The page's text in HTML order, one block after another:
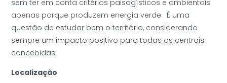
sem ter em conta critérios paisagísticos e ambientais
apenas porque produzem energia verde. É uma
questão de estudar bem o território, considerando
sempre um impacto positivo para todas as centrais
concebidas.
Localização